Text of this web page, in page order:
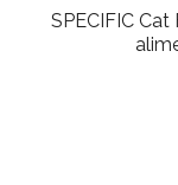
SPECIFIC